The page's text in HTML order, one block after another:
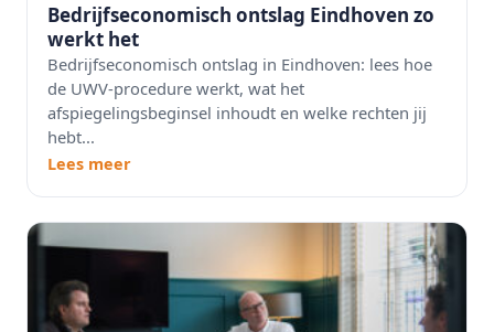
Bedrijfseconomisch ontslag Eindhoven zo
werkt het
Bedrijfseconomisch ontslag in Eindhoven: lees hoe
de UWV-procedure werkt, wat het
afspiegelingsbeginsel inhoudt en welke rechten jij
hebt...
Lees meer